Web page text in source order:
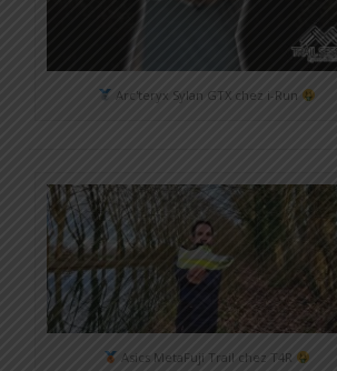
Arc'teryx Sylan GTX chez i-Run
Asics MetaFuji Trail chez T4R